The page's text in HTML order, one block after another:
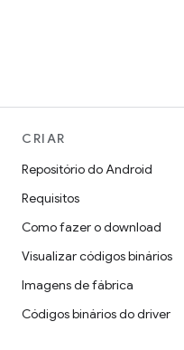
CRIAR
Repositório do Android
Requisitos
Como fazer o download
Visualizar códigos binários
Imagens de fábrica
Códigos binários do driver